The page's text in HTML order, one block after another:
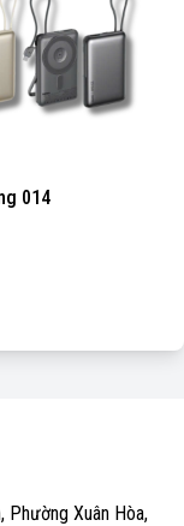
014
Xuân Hòa,